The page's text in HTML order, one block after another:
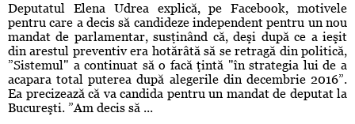
Deputatul Elena Udrea explică, pe Facebook, motivele
pentru care a decis să candideze independent pentru un nou
mandat de parlamentar, susţinând că, deşi după ce a ieşit
din arestul preventiv era hotărâtă să se retragă din politică,
”Sistemul" a continuat să o facă ţintă "în strategia lui de a
acapara total puterea după alegerile din decembrie 2016”.
Ea precizează că va candida pentru un mandat de deputat la
Bucureşti. ”Am decis să ...